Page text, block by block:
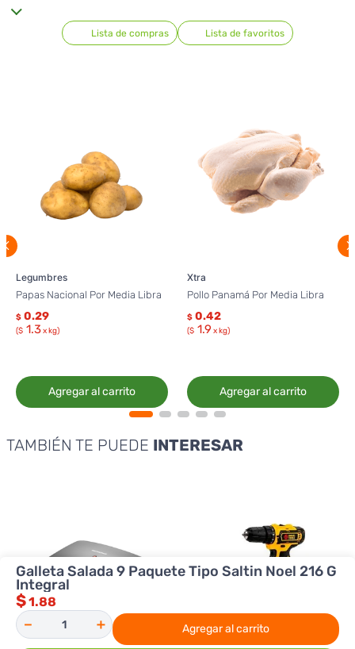
Lista de compras Lista de favoritos
Legumbres
Papas Nacional Por Media Libra
$ 0.29
($ 1.3x kg)
Agregar al carrito
Xtra
Pollo Panamá Por Media Libra
$ 0.42
($ 1.9 x kg)
Agregar al carrito
TAMBIÉN TE PUEDE INTERESAR
Galleta Salada 9 Paquete Tipo Saltin Noel 216 G
Integral
$1.88
＋
－ Agregar al carrito